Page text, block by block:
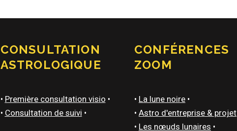
CONSULTATION
ASTROLOGIQUE
• Première consultation visio •
• Consultation de suivi •
CONFÉRENCES
ZOOM
• La lune noire •
• Astro d'entreprise & projet
• Les nœuds lunaires •